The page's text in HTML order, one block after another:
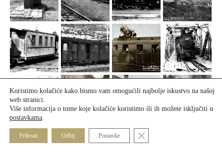
Koristimo kolačiće kako bismo vam omogućili najbolje iskustvo na našoj
web stranici.
Više informacija o tome koje kolačiće koristimo ili ih možete isključiti u
postavkama
Prihvati Odbij Postavke Close GDPR Cookie Banner